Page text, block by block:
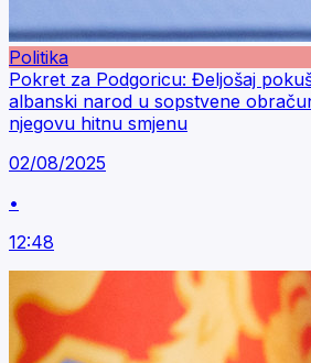
Politika
Pokret za Podgoricu: Đeljošaj
albanski narod u sopstvene
njegovu hitnu smjenu
02/08/2025
•
12:48